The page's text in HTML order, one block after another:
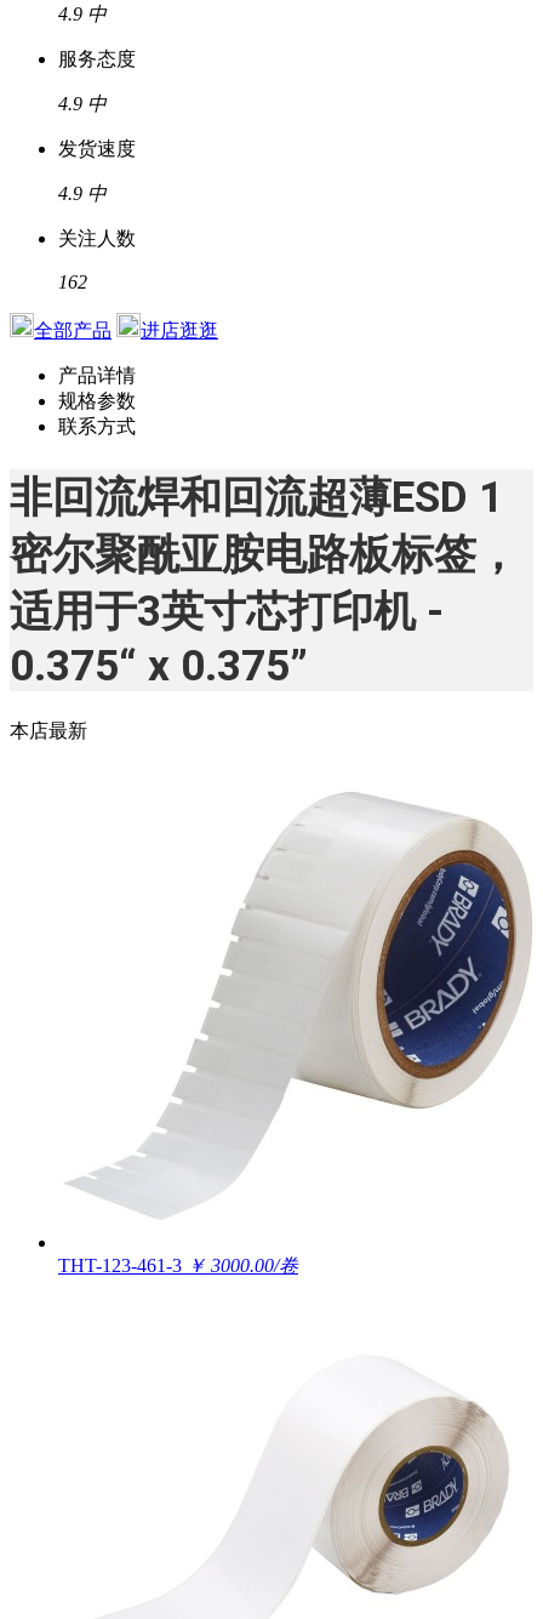
4.9 中
服务态度
4.9 中
发货速度
4.9 中
关注人数
162
全部产品 进店逛逛
产品详情
规格参数
联系方式
非回流焊和回流超薄ESD 1
密尔聚酰亚胺电路板标签，
适用于3英寸芯打印机 -
0.375“ x 0.375”
本店最新
THT-123-461-3 ￥ 3000.00/卷